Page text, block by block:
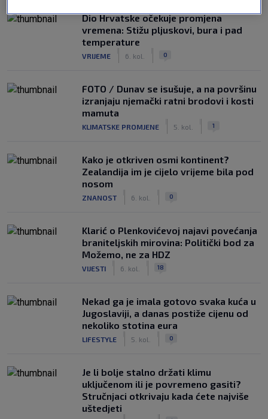
Dio Hrvatske očekuje promjena
vremena: Stižu pljuskovi, bura i pad
temperature
VRIJEME 6. kol. 0
FOTO / Dunav se isušuje, a na površinu
izranjaju njemački ratni brodovi i kosti
mamuta
KLIMATSKE PROMJENE 5. kol. 1
Kako je otkriven osmi kontinent?
Zealandija im je cijelo vrijeme bila pod
nosom
ZNANOST 6. kol. 0
Klarić o Plenkovićevoj najavi povećanja
braniteljskih mirovina: Politički bod za
Možemo, ne za HDZ
VIJESTI 6. kol. 18
Nekad ga je imala gotovo svaka kuća u
Jugoslaviji, a danas postiže cijenu od
nekoliko stotina eura
LIFESTYLE 5. kol. 0
Je li bolje stalno držati klimu
uključenom ili je povremeno gasiti?
Stručnjaci otkrivaju kada ćete najviše
uštedjeti